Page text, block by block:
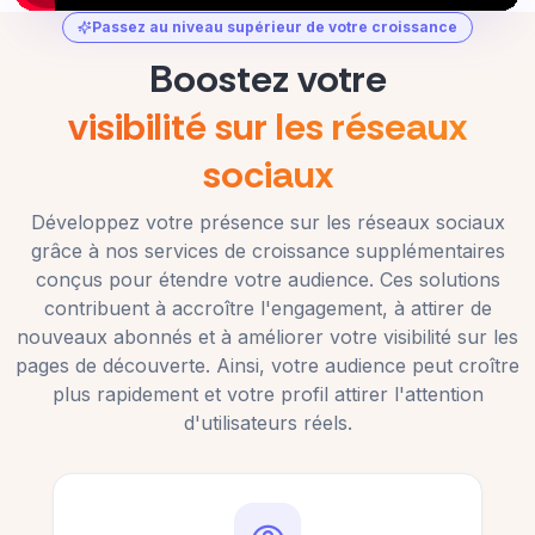
chaîne YouTube a grandi plus vite que je ne
KB
Client vérifié
Processus fluide et accueil chaleureux. Je
reviendrai sans hésiter.
Raymond Hernandez
Client fidèle. Ils livrent toujours sans problème.
Processus fluide et accueil chaleureux. Je
reviendrai sans hésiter.
TR Todd Rodriguez
Client vérifié
Passez au niveau supérieur de votre croissance
Boostez votre
visibilité sur les réseaux
sociaux
Développez votre présence sur les réseaux sociaux
grâce à nos services de croissance supplémentaires
conçus pour étendre votre audience. Ces solutions
contribuent à accroître l'engagement, à attirer de
nouveaux abonnés et à améliorer votre visibilité sur les
pages de découverte. Ainsi, votre audience peut croître
plus rapidement et votre profil attirer l'attention
d'utilisateurs réels.